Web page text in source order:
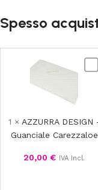
Spesso
1 × AZZURRA DESIGN
Guanciale Carezzaloe
20,00 € IVA Incl.